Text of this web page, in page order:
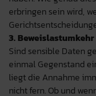
erbringen sein wird,
3.
Sind sensible Daten
einmal Gegenstand
liegt die Annahme
nicht fern. Ob und